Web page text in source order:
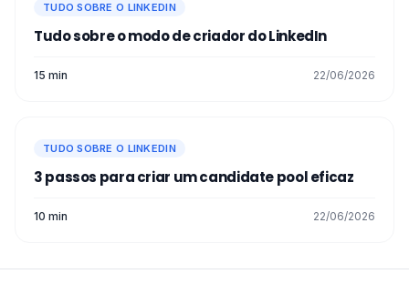
TUDO SOBRE O LINKEDIN
Tudo sobre o modo de criador do LinkedIn
15 min 22/06/2026
TUDO SOBRE O LINKEDIN
3 passos para criar um candidate pool eficaz
10 min 22/06/2026